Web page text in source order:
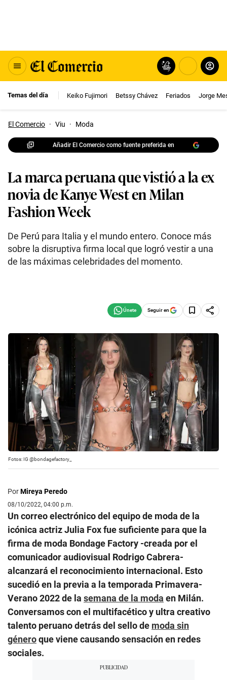
Temas del día Keiko Fujimori Betssy Chávez Feriados Jorge
El Comercio · Viu · Moda
Añadir El Comercio como fuente preferida en
La marca peruana que vistió a la ex
novia de Kanye West en Milan
Fashion Week
De Perú para Italia y el mundo entero. Conoce más
sobre la disruptiva firma local que logró vestir a una
de las máximas celebridades del momento.
Seguir en
Fotos: IG @bondagefactory_
PorMireya Peredo
08/10/2022, 04:00 p.m.
Un correo electrónico del equipo de moda de la
icónica actriz Julia Fox fue suficiente para que la
firma de moda Bondage Factory -creada por el
comunicador audiovisual Rodrigo Cabrera-
alcanzará el reconocimiento internacional. Esto
sucedió en la previa a la temporada Primavera-
Verano 2022 de la semana de la moda en Milán.
Conversamos con el multifacético y ultra creativo
talento peruano detrás del sello de moda sin
géneroque viene causando sensación en redes
sociales.